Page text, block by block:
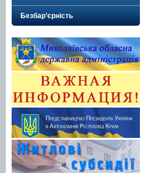
Безбар’єрність